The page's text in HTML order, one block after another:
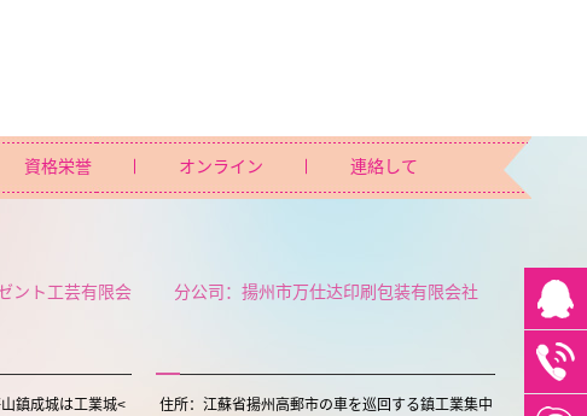
資格栄誉 オンライン 連絡して
ント工芸有限会
鎮成城は工業城<
分公司：揚州市万仕达印刷包装有限会社
住所：江蘇省揚州高郵市の車を巡回する鎮工業集中